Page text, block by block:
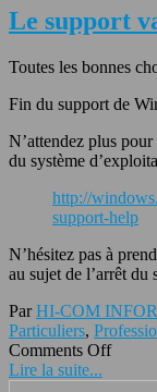
Le support
Toutes les bonnes
Fin du support de
N’attendez plus
du système
http://
support-help
N’hésitez pas à
au sujet de l’arrêt
ParHI-COM
Particuliers,
Comments Off
Lire la suite...